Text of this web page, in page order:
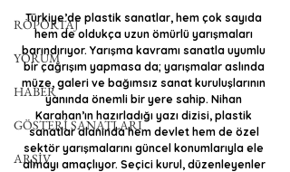
RÖPORTAJ
YORUM
HABER
GÖSTERİ SANATLARI
ARŞİV
Türkiye’de plastik sanatlar, hem çok sayıda
hem de oldukça uzun ömürlü yarışmaları
barındırıyor. Yarışma kavramı sanatla uyumlu
bir çağrışım yapmasa da; yarışmalar aslında
müze, galeri ve bağımsız sanat kuruluşlarının
yanında önemli bir yere sahip. Nihan
Karahan’ın hazırladığı yazı dizisi, plastik
sanatlar alanında hem devlet hem de özel
sektör yarışmalarını güncel konumlarıyla ele
almayı amaçlıyor. Seçici kurul, düzenleyenler